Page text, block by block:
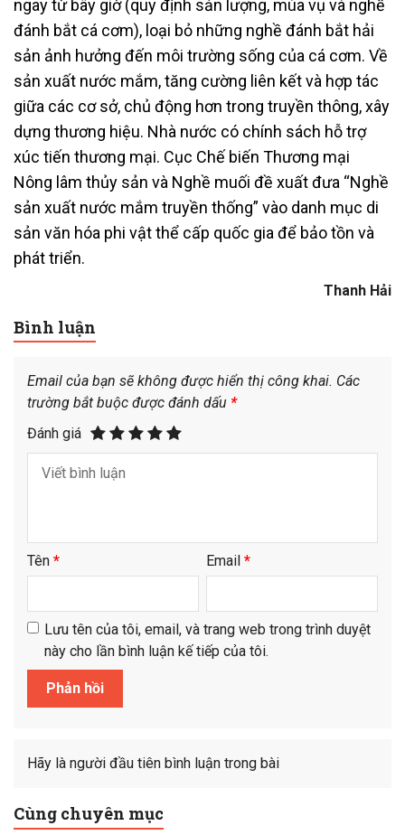
ngay từ bây giờ (quy định sản lượng, mùa vụ và nghề
đánh bắt cá cơm), loại bỏ những nghề đánh bắt hải
sản ảnh hưởng đến môi trường sống của cá cơm. Về
sản xuất nước mắm, tăng cường liên kết và hợp tác
giữa các cơ sở, chủ động hơn trong truyền thông, xây
dựng thương hiệu. Nhà nước có chính sách hỗ trợ
xúc tiến thương mại. Cục Chế biến Thương mại
Nông lâm thủy sản và Nghề muối đề xuất đưa “Nghề
sản xuất nước mắm truyền thống” vào danh mục di
sản văn hóa phi vật thể cấp quốc gia để bảo tồn và
phát triển.
Thanh Hải
Bình luận
Email của bạn sẽ không được hiển thị công khai. Các
trường bắt buộc được đánh dấu *
Đánh giá
Tên * Email *
Lưu tên của tôi, email, và trang web trong trình duyệt
này cho lần bình luận kế tiếp của tôi.
Hãy là người đầu tiên bình luận trong bài
Cùng chuyên mục